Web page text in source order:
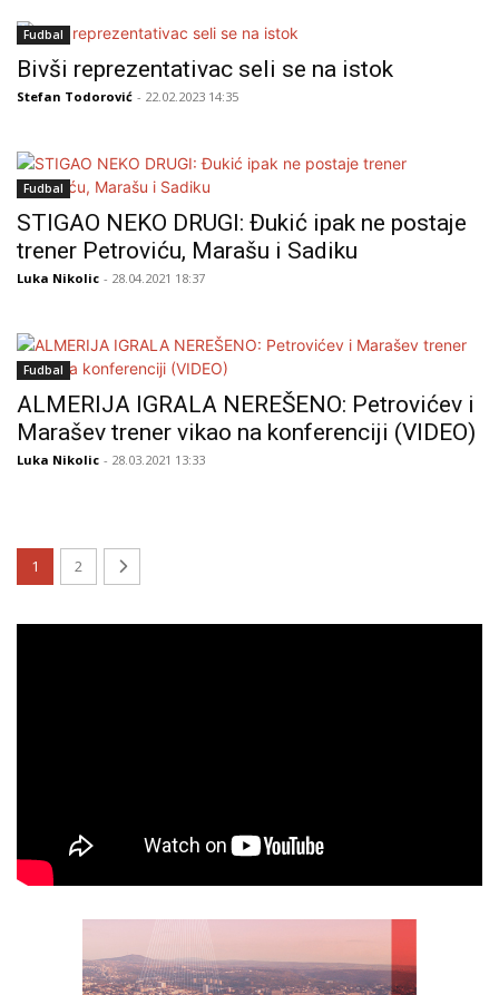
Fudbal
Bivši reprezentativac seli se na istok
Stefan Todorović - 22.02.2023 14:35
Fudbal
STIGAO NEKO DRUGI: Đukić ipak ne postaje
trener Petroviću, Marašu i Sadiku
Luka Nikolic - 28.04.2021 18:37
Fudbal
ALMERIJA IGRALA NEREŠENO: Petrovićev i
Marašev trener vikao na konferenciji (VIDEO)
Luka Nikolic - 28.03.2021 13:33
1 2